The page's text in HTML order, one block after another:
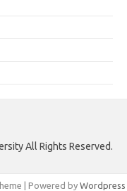
All Rights Reserved.
| Powered by Wordpress